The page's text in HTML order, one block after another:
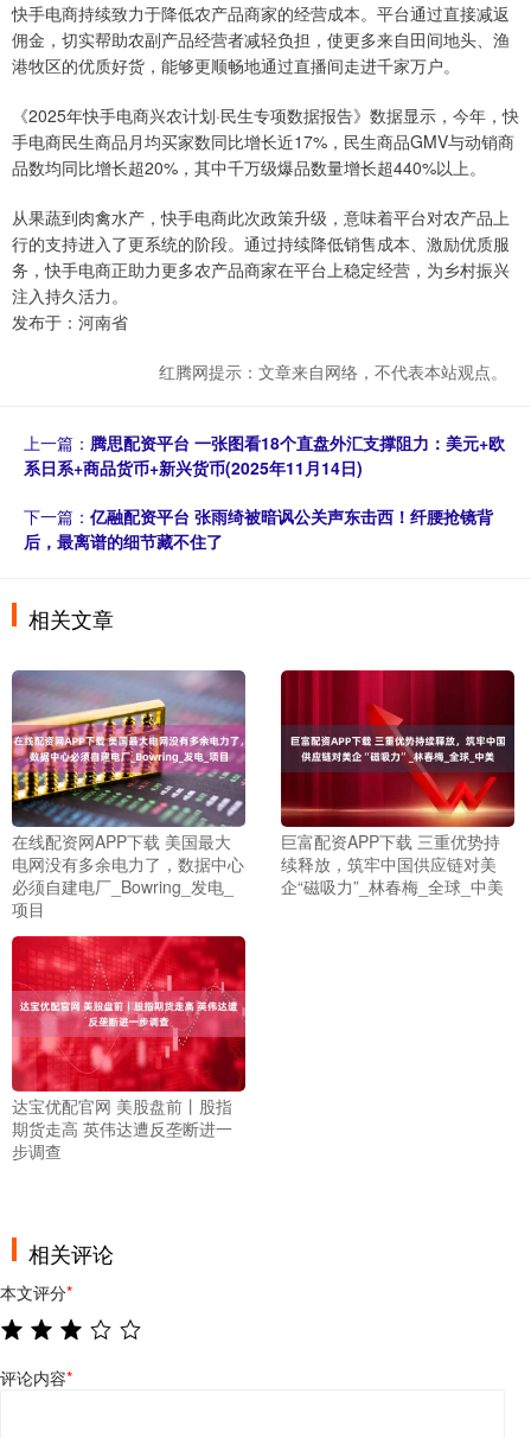
快手电商持续致力于降低农产品商家的经营成本。平台通过直接减返
佣金，切实帮助农副产品经营者减轻负担，使更多来自田间地头、渔
港牧区的优质好货，能够更顺畅地通过直播间走进千家万户。
《2025年快手电商兴农计划·民生专项数据报告》数据显示，今年，快
手电商民生商品月均买家数同比增长近17%，民生商品GMV与动销商
品数均同比增长超20%，其中千万级爆品数量增长超440%以上。
从果蔬到肉禽水产，快手电商此次政策升级，意味着平台对农产品上
行的支持进入了更系统的阶段。通过持续降低销售成本、激励优质服
务，快手电商正助力更多农产品商家在平台上稳定经营，为乡村振兴
注入持久活力。
发布于：河南省
红腾网提示：文章来自网络，不代表本站观点。
上一篇： 腾思配资平台 一张图看18个直盘外汇支撑阻力：美元+欧
系日系+商品货币+新兴货币(2025年11月14日)
下一篇： 亿融配资平台 张雨绮被暗讽公关声东击西！纤腰抢镜背
后，最离谱的细节藏不住了
相关文章
在线配资网APP下载 美国最大
电网没有多余电力了，数据中心
必须自建电厂_Bowring_发电_
项目
巨富配资APP下载 三重优势持
续释放，筑牢中国供应链对美
企“磁吸力”_林春梅_全球_中美
达宝优配官网 美股盘前丨股指
期货走高 英伟达遭反垄断进一
步调查
相关评论
本文评分*
评论内容*